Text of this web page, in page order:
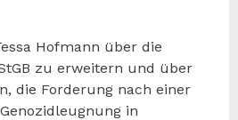
Hofmann über die
zu erweitern und über
die Forderung nach einer
in